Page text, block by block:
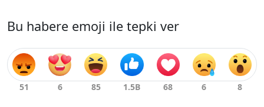
Bu habere emoji ile tepki ver